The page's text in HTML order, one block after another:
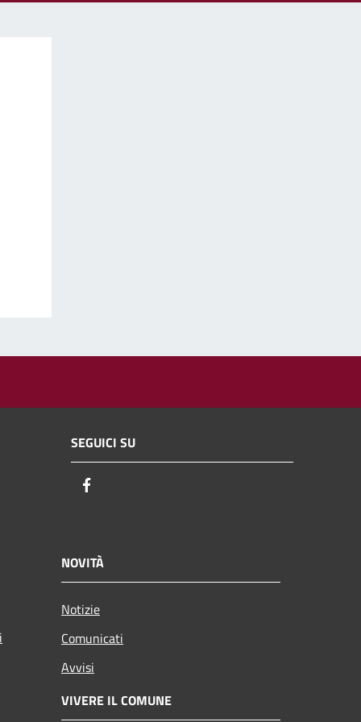
SEGUICI SU
NOVITÀ
Notizie
Comunicati
Avvisi
VIVERE IL COMUNE